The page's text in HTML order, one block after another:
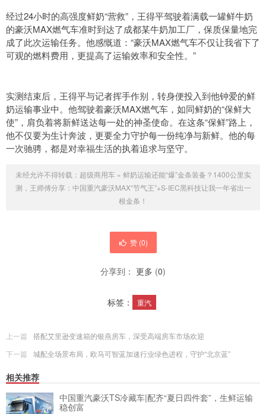
经过24小时的高强度鲜奶“营救”，王得平驾驶着满载一罐鲜牛奶
的豪沃MAX燃气车准时到达了成都某牛奶加工厂，保质保量地完
成了此次运输任务。他感慨道：“豪沃MAX燃气车不仅让我省下了
可观的燃料费用，更提高了运输效率和安全性。”
实测结束后，王得平与记者挥手作别，转身便投入到他钟爱的鲜
奶运输事业中。他驾驶着豪沃MAX燃气车，如同鲜奶的“保鲜大
使”，肩负着将新鲜送达每一处的神圣使命。在这条“保鲜”路上，
他不仅要为生计奔波，更要全力守护每一份纯净与新鲜。他的每
一次驰骋，都是对幸福生活的执着追求与坚守。
未经允许不得转载： 超级商用车» 鲜奶运输还能“爆”金条装备？1400公里实
测，王师傅分享：中国重汽豪沃MAX“节气王”+S-IEC黑科技让我一年省出一
根金条！
赞 (0)
分享到： 更多 (0)
标签： 重汽
上一篇
搭配艾里逊变速箱的银燕房车，深受高端房车市场欢迎
下一篇
城配全场景布局，欧马可智蓝加速行业绿色进程，守护“北京蓝”
相关推荐
中国重汽豪沃TS冷藏车|配齐“夏日四件套”，生鲜运输
稳创富